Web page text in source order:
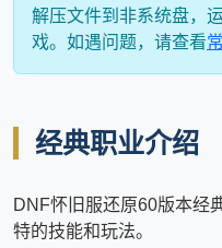
解压文件到非系统盘，
戏。如遇问题，请查看
经典职业介绍
DNF怀旧服还原60版本经
特的技能和玩法。